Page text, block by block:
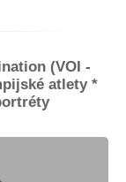
(VOI -
atlety *